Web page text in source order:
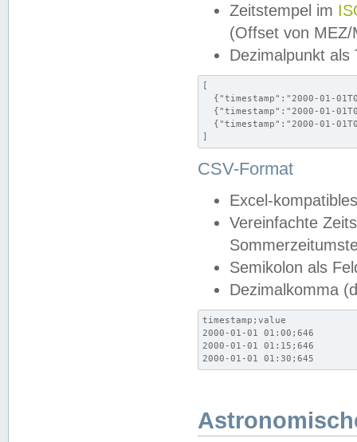
Zeitstempel im
(Offset von MEZ/
Dezimalpunkt als
[
{"timestamp":"2000-01-
{"timestamp":"2000-01-
{"timestamp":"2000-01-
]
CSV-Format
Excel-
Vereinfachte
Semikolon als
Dezimalkomma
timestamp;value
2000-01-01 01:00;646
2000-01-01 01:15;646
2000-01-01 01:30;645